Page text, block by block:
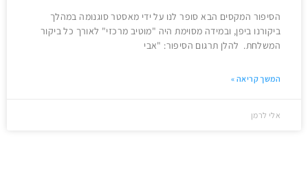
הסיפור המקסים הבא סופר לנו על ידי מאסטר סוגנומה במהלך
ביקורנו ביפן, ובמידה מסוימת היה "מוטיב מרכזי" לאורך כל ביקור
המשלחת. להלן תרגום הסיפור: "אבי
המשך קריאה »
אלי לרמן